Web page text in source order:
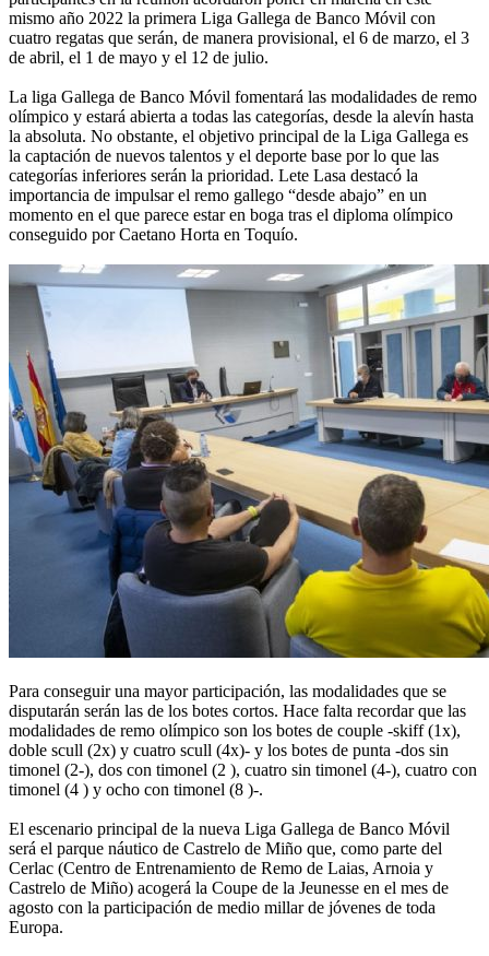
mismo año 2022 la primera Liga Gallega de Banco Móvil con
cuatro regatas que serán, de manera provisional, el 6 de marzo, el 3
de abril, el 1 de mayo y el 12 de julio.
La liga Gallega de Banco Móvil fomentará las modalidades de remo
olímpico y estará abierta a todas las categorías, desde la alevín hasta
la absoluta. No obstante, el objetivo principal de la Liga Gallega es
la captación de nuevos talentos y el deporte base por lo que las
categorías inferiores serán la prioridad. Lete Lasa destacó la
importancia de impulsar el remo gallego “desde abajo” en un
momento en el que parece estar en boga tras el diploma olímpico
conseguido por Caetano Horta en Toquío.
Para conseguir una mayor participación, las modalidades que se
disputarán serán las de los botes cortos. Hace falta recordar que las
modalidades de remo olímpico son los botes de couple -skiff (1x),
doble scull (2x) y cuatro scull (4x)- y los botes de punta -dos sin
timonel (2-), dos con timonel (2 ), cuatro sin timonel (4-), cuatro con
timonel (4 ) y ocho con timonel (8 )-.
El escenario principal de la nueva Liga Gallega de Banco Móvil
será el parque náutico de Castrelo de Miño que, como parte del
Cerlac (Centro de Entrenamiento de Remo de Laias, Arnoia y
Castrelo de Miño) acogerá la Coupe de la Jeunesse en el mes de
agosto con la participación de medio millar de jóvenes de toda
Europa.